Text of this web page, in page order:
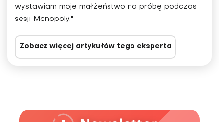
wystawiam moje małżeństwo na próbę podczas
sesji Monopoly."
Zobacz więcej artykułów tego eksperta